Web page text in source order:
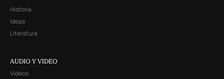
Historia
Ideas
Literatura
AUDIO Y VIDEO
Videos